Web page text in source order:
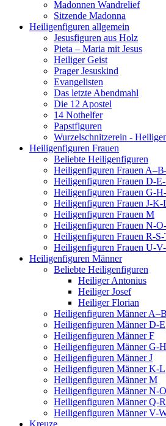
Madonnen Wandrelief
Sitzende Madonna
Heiligenfiguren allgemein
Jesusfiguren aus Holz
Pieta – Maria mit Jesus
Heiliger Geist
Prager Jesuskind
Evangelisten
Das letzte Abendmahl
Die 12 Apostel
14 Nothelfer
Papstfiguren
Wurzelschnitzerein -
Heiligenfiguren Frauen
Beliebte Heiligenfiguren
Heiligenfiguren Frauen
Heiligenfiguren Frauen D-
Heiligenfiguren Frauen G-
Heiligenfiguren Frauen J-K-
Heiligenfiguren Frauen M
Heiligenfiguren Frauen N-
Heiligenfiguren Frauen R-
Heiligenfiguren Frauen U-
Heiligenfiguren Männer
Beliebte Heiligenfiguren
Heiliger Antonius
Heiliger Josef
Heiliger Florian
Heiligenfiguren Männer
Heiligenfiguren Männer D-E
Heiligenfiguren Männer F
Heiligenfiguren Männer G-
Heiligenfiguren Männer J
Heiligenfiguren Männer K-L
Heiligenfiguren Männer M
Heiligenfiguren Männer N-
Heiligenfiguren Männer Q-
Heiligenfiguren Männer V-
Kreuze